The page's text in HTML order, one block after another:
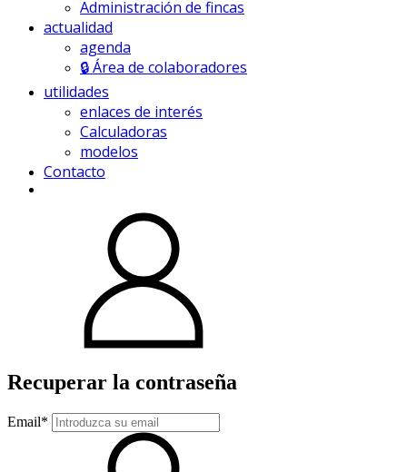
Administración de fincas
actualidad
agenda
🔒 Área de colaboradores
utilidades
enlaces de interés
Calculadoras
modelos
Contacto
Recuperar la contraseña
Email*